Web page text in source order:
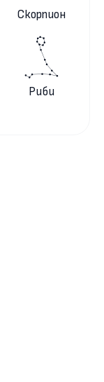
Скорпион
Риби